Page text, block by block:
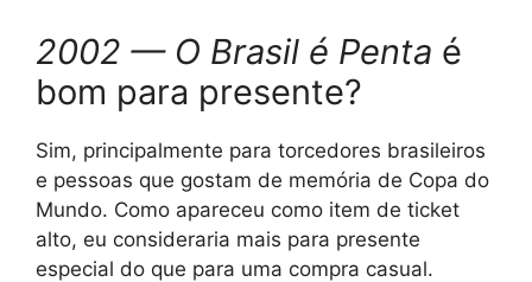
2002 — O Brasil é Penta é
bom para presente?
Sim, principalmente para torcedores brasileiros
e pessoas que gostam de memória de Copa do
Mundo. Como apareceu como item de ticket
alto, eu consideraria mais para presente
especial do que para uma compra casual.